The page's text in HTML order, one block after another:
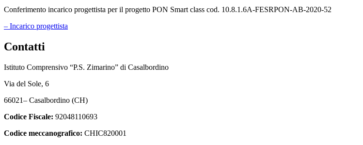
Conferimento incarico progettista per il progetto PON Smart class cod. 10.8.1.6A-FESRPON-AB-2020-52
– Incarico progettista
Contatti
Istituto Comprensivo “P.S. Zimarino” di Casalbordino
Via del Sole, 6
66021– Casalbordino (CH)
Codice Fiscale: 92048110693
Codice meccanografico: CHIC820001